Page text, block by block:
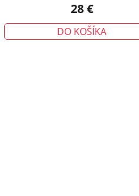
+ darčeková krabička zadarmo
28 €
DO KOŠÍKA